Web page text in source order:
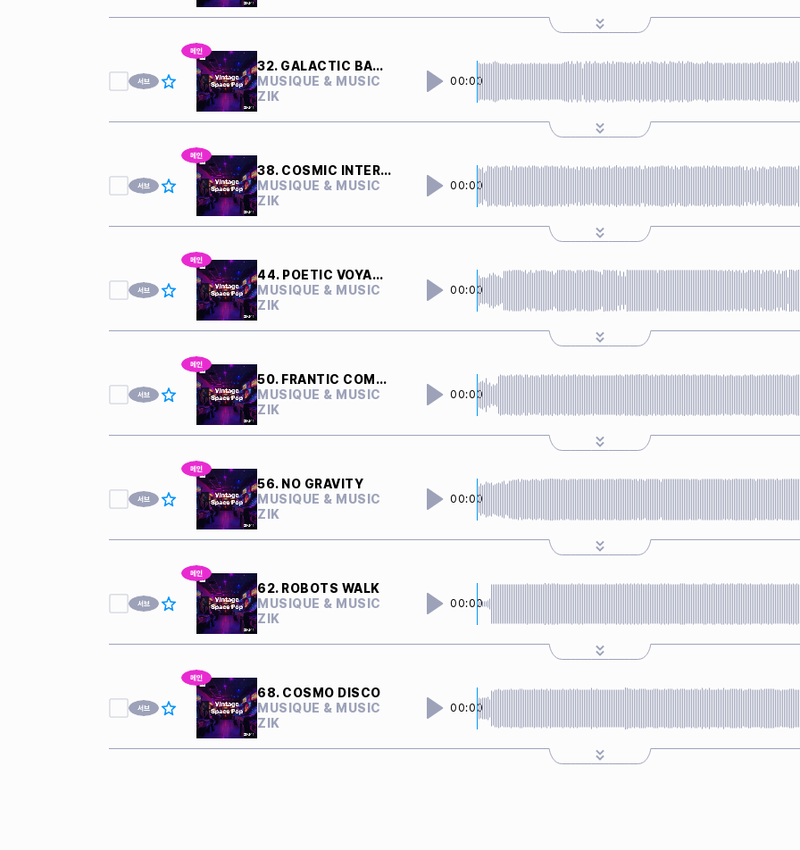
32. GALACTIC BATTLE
MUSIQUE & MUSIC
ZIK
00:00
38. COSMIC INTERFERENCE
MUSIQUE & MUSIC
ZIK
00:00
44. POETIC VOYAGER
MUSIQUE & MUSIC
ZIK
00:00
50. FRANTIC COMPUTERS
MUSIQUE & MUSIC
ZIK
00:00
56. NO GRAVITY
MUSIQUE & MUSIC
ZIK
00:00
62. ROBOTS WALK
MUSIQUE & MUSIC
ZIK
00:00
68. COSMO DISCO
MUSIQUE & MUSIC
ZIK
00:00